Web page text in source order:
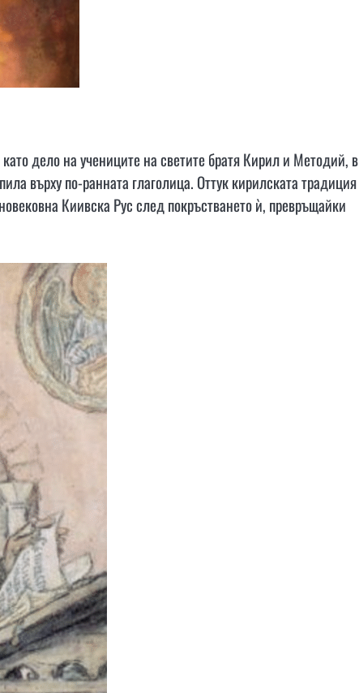
дело на учениците на светите братя Кирил и Методий, в
върху по-ранната глаголица. Оттук кирилската традиция
Киивска Рус след покръстването ѝ, превръщайки